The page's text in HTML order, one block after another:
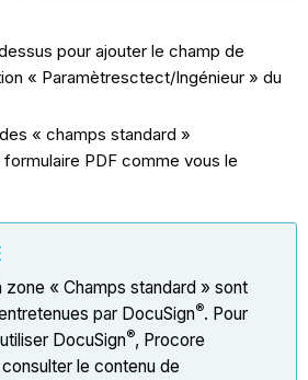
pour ajouter le champ de
« Paramètresctect/Ingénieur » du
« champs standard »
PDF comme vous le
zone « Champs standard » sont
par DocuSign®. Pour
DocuSign®, Procore
le contenu de